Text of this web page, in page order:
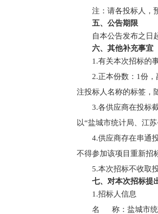
注：请各投标人，
五、公告期限
自本公告发布之日
六、其他补充事宜
1.有关本次招标的
2.正本份数：1份
注投标人名称的标签，
3.各供应商在投标
以“盐城市统计局、江
4.供应商存在串通
不得参加该项目重新招
5.本次招标不收取
七、对本次招标提
1.招标人信息
名 称：盐城市统